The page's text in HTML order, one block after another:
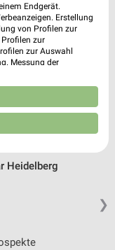
❯
❯
Heidelberg
Endgerät.
Erstellung
von Profilen zur
zur
zur Auswahl
Messung der
Entwicklung und
Daten zur Auswahl
und in die